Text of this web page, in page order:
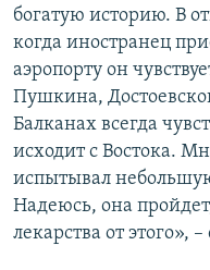
богатую историю. В
когда иностранец
аэропорту он
Пушкина,
Балканах всегда
исходит с Востока.
испытывал
Надеюсь, она
лекарства от этого»,